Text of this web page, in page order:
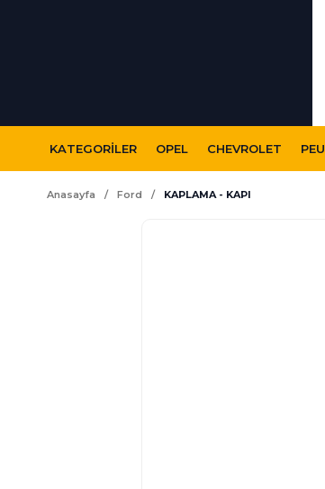
KATEGORILER OPEL CHEVROLET
Anasayfa Ford KAPLAMA - KAPI